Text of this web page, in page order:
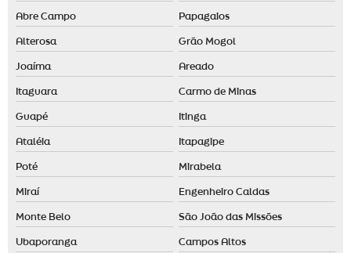
Abre Campo Papagaios
Alterosa Grão Mogol
Joaíma Areado
Itaguara Carmo de Minas
Guapé Itinga
Ataléia Itapagipe
Poté Mirabela
Miraí Engenheiro Caldas
Monte Belo São João das Missões
Ubaporanga Campos Altos